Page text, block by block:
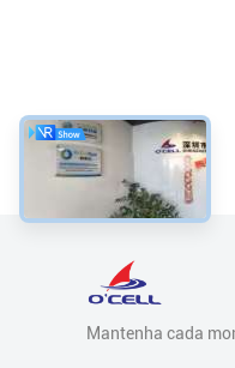
Mantenha cada